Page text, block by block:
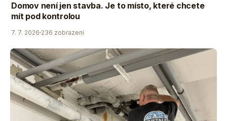
Domov není jen stavba. Je to místo, které chcete
mít pod kontrolou
7. 7. 2026 236 zobrazení